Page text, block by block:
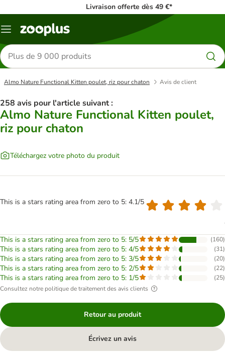
Livraison offerte dès 49 €*
Menu
Rechercher
des
produits
Almo Nature Functional Kitten poulet, riz pour chaton Avis de client
258 avis pour l'article suivant :
Almo Nature Functional Kitten poulet,
riz pour chaton
Téléchargez votre photo du produit
This is a stars rating area from zero to 5: 4.1/5
This is a stars rating area from zero to 5: 5/5 (160)
This is a stars rating area from zero to 5: 4/5 (31)
This is a stars rating area from zero to 5: 3/5 (20)
This is a stars rating area from zero to 5: 2/5 (22)
This is a stars rating area from zero to 5: 1/5 (25)
Consultez notre politique de traitement des avis clients
Retour au produit
Écrivez un avis